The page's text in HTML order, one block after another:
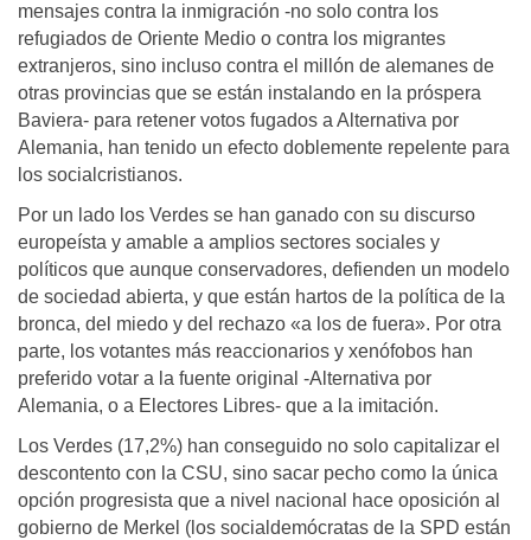
mensajes contra la inmigración -no solo contra los
refugiados de Oriente Medio o contra los migrantes
extranjeros, sino incluso contra el millón de alemanes de
otras provincias que se están instalando en la próspera
Baviera- para retener votos fugados a Alternativa por
Alemania, han tenido un efecto doblemente repelente para
los socialcristianos.
Por un lado los Verdes se han ganado con su discurso
europeísta y amable a amplios sectores sociales y
políticos que aunque conservadores, defienden un modelo
de sociedad abierta, y que están hartos de la política de la
bronca, del miedo y del rechazo «a los de fuera». Por otra
parte, los votantes más reaccionarios y xenófobos han
preferido votar a la fuente original -Alternativa por
Alemania, o a Electores Libres- que a la imitación.
Los Verdes (17,2%) han conseguido no solo capitalizar el
descontento con la CSU, sino sacar pecho como la única
opción progresista que a nivel nacional hace oposición al
gobierno de Merkel (los socialdemócratas de la SPD están